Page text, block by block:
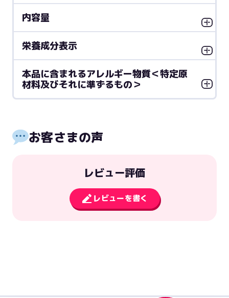
内容量
栄養成分表示
本品に含まれるアレルギー物質＜特定原
材料及びそれに準ずるもの＞
お客さまの声
レビュー評価
レビューを書く